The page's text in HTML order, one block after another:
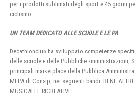
per i prodotti sublimati degli sport e 45 giorni
ciclismo.
UN TEAM DEDICATO ALLE SCUOLE E LE PA
Decathlonclub ha sviluppato competenze
delle scuole e delle Pubbliche amministrazioni,
principali marketplace della Pubblica
MEPA di Consip, nei seguenti bandi: BENI:
MUSICALI E RICREATIVE